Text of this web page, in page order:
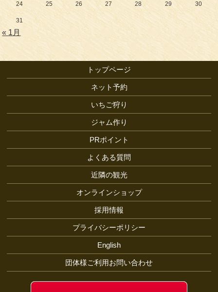
24 25 26 27 28 29 30
31
« 1月
トップページ
ネット予約
いちご狩り
ジャム作り
PRポイント
よくある質問
近隣の観光
オンラインショップ
採用情報
プライバシーポリシー
English
団体様ご利用お問い合わせ